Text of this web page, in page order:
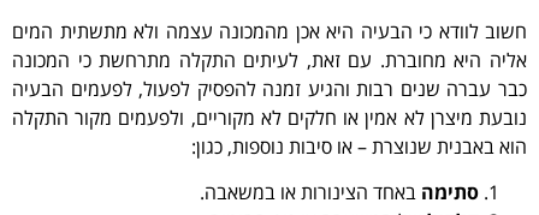
חשוב לוודא כי הבעיה היא אכן מהמכונה עצמה ולא מתשתית המים
אליה היא מחוברת. עם זאת, לעיתים התקלה מתרחשת כי המכונה
כבר עברה שנים רבות והגיע זמנה להפסיק לפעול, לפעמים הבעיה
נובעת מיצרן לא אמין או חלקים לא מקוריים, ולפעמים מקור התקלה
הוא באבנית שנוצרת – או סיבות נוספות, כגון:
סתימה באחד הצינורות או במשאבה.